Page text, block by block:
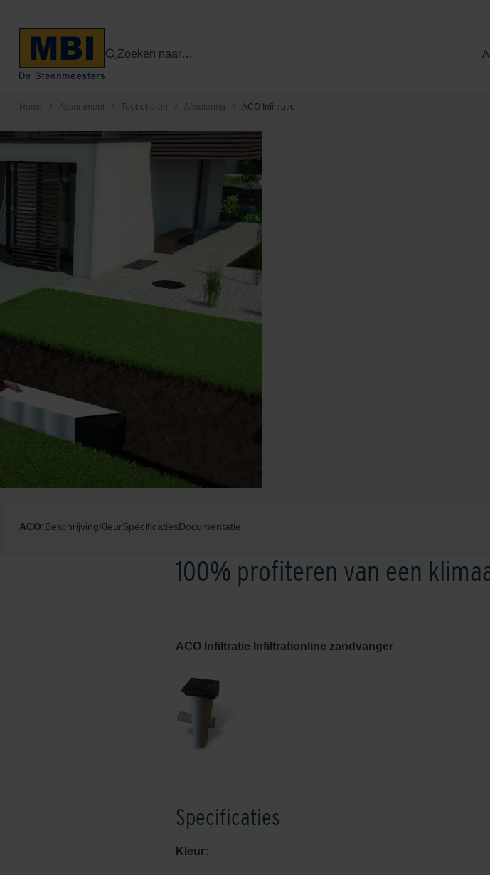
Zoeken naar…
Home / Assortiment / Toebehoren / Afwatering / ACO Infiltratie
ACO:BeschrijvingKleurSpecificatiesDocumentatie
100% profiteren van een
ACO Infiltratie Infiltrationline zandvanger
Specificaties
Kleur: